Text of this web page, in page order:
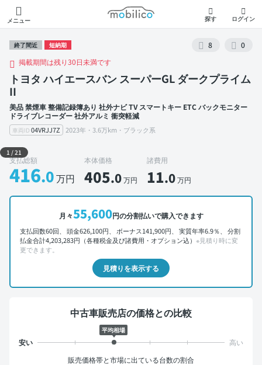
メニュー
モビリコ
探す ログイン
終了間近 短納期 8
0
掲載期間は残り30日未満です
トヨタ ハイエースバン スーパーGL ダークプライム
II
美品 禁煙車 整備記録簿あり 社外ナビ TV スマートキー ETC バックモニター
ドライブレコーダー 社外アルミ 衝突軽減
車両ID 04VRJJ7Z 2023年・3.6万km・ブラック系
外装 左前
1 /21
支払総額
416.0万円
本体価格
405.0万円
諸費用
11.0万円
月々55,600円の分割払いで購入できます
支払回数60回、 頭金626,100円、 ボーナス141,900円、 実質年率6.9％、 分割
払金合計4,203,283円（各種税金及び諸費用・オプション込） ※見積り時に変
更できます。
見積りを表示する
中古車販売店の価格との比較
平均相場
販売価格帯と市場に出ている台数の割合